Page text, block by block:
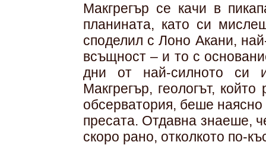
Макгрегър се качи в
планината, като си
споделил с Лоно Акани,
всъщност – и то с
дни от най-силното си
Макгрегър, геологът,
обсерватория, беше
пресата. Отдавна знаеше,
скоро рано, отколкото по-